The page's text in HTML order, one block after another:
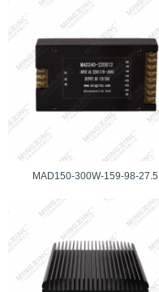
MAD150-300W-159-98-27.5